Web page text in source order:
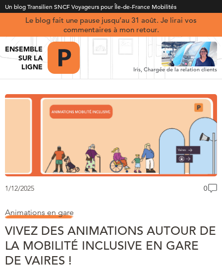
Un blog Transilien SNCF Voyageurs pour Île-de-France Mobilités
Le blog fait une pause jusqu’au 31 août. Je lirai vos
commentaires à mon retour.
ENSEMBLE
SUR LA
LIGNE
Iris, Chargée de la relation clients
1/12/2025 0
Animations en gare
VIVEZ DES ANIMATIONS AUTOUR DE
LA MOBILITÉ INCLUSIVE EN GARE
DE VAIRES !